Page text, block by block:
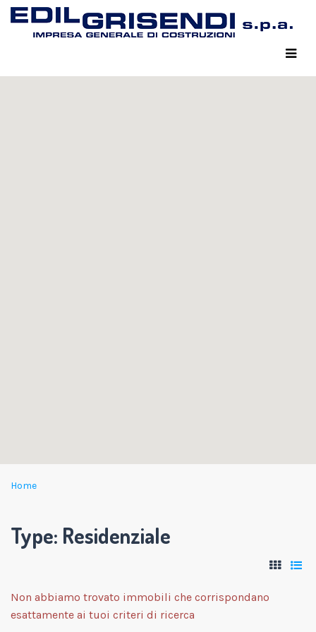
Home
Type: Residenziale
Non abbiamo trovato immobili che corrispondano
esattamente ai tuoi criteri di ricerca